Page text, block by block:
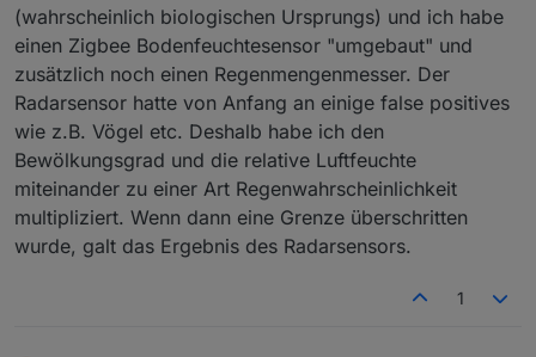
(wahrscheinlich biologischen Ursprungs) und ich habe
einen Zigbee Bodenfeuchtesensor "umgebaut" und
zusätzlich noch einen Regenmengenmesser. Der
Radarsensor hatte von Anfang an einige false positives
wie z.B. Vögel etc. Deshalb habe ich den
Bewölkungsgrad und die relative Luftfeuchte
miteinander zu einer Art Regenwahrscheinlichkeit
multipliziert. Wenn dann eine Grenze überschritten
wurde, galt das Ergebnis des Radarsensors.
1